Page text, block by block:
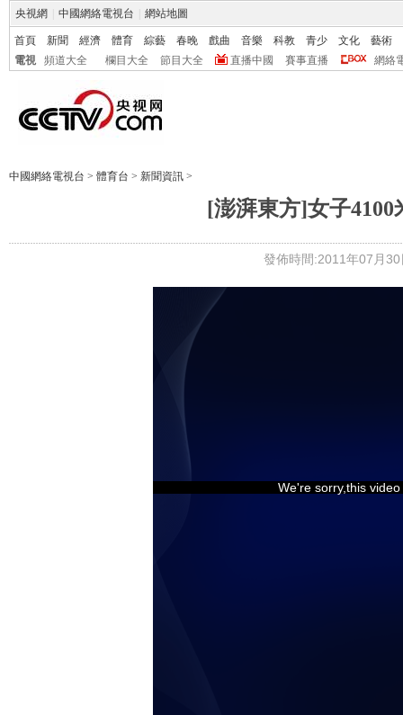
央視網 中國網絡電視台 網站地圖
首頁 新聞 經濟 體育 綜藝 春晚 戲曲 音樂 科教 青少 文化
藝術
電視
頻道大全 欄目大全 節目大全 直播中國 賽事直播 網絡
中國網絡電視台 > 體育台 > 新聞資訊 >
[澎湃東方]女子
發佈時間:2011年07月
We're sorry,this